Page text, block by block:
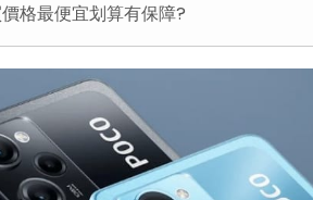
格最便宜划算有保障?